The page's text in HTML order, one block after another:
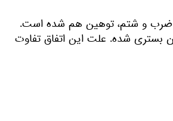
ضرب و شتم، توهین هم شده است.
بستری شده. علت این اتفاق تفاوت